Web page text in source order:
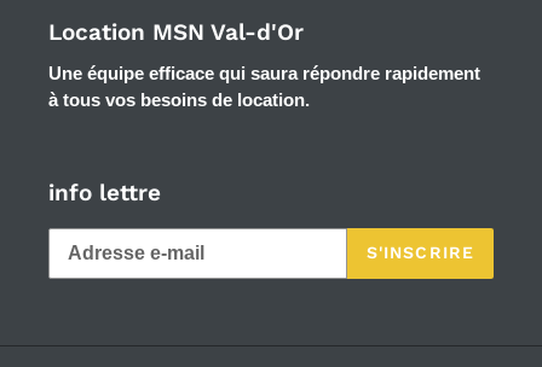
Location MSN Val-d'Or
Une équipe efficace qui saura répondre rapidement
à tous vos besoins de location.
info lettre
S'INSCRIRE